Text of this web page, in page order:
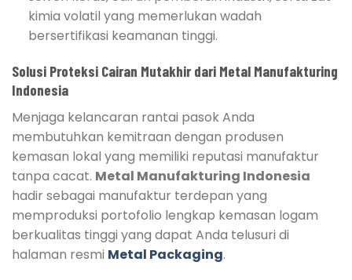
kimia volatil yang memerlukan wadah
bersertifikasi keamanan tinggi.
Solusi Proteksi Cairan Mutakhir dari Metal Manufakturing
Indonesia
Menjaga kelancaran rantai pasok Anda
membutuhkan kemitraan dengan produsen
kemasan lokal yang memiliki reputasi manufaktur
tanpa cacat. Metal Manufakturing Indonesia
hadir sebagai manufaktur terdepan yang
memproduksi portofolio lengkap kemasan logam
berkualitas tinggi yang dapat Anda telusuri di
halaman resmi Metal Packaging.